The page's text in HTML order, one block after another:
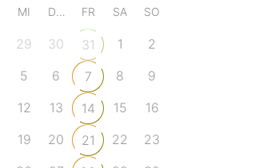
MI DO FR SA SO
29 30 31 1
2
5 6 7 8
9
12 13 14 15
16
19 20 21 22
23